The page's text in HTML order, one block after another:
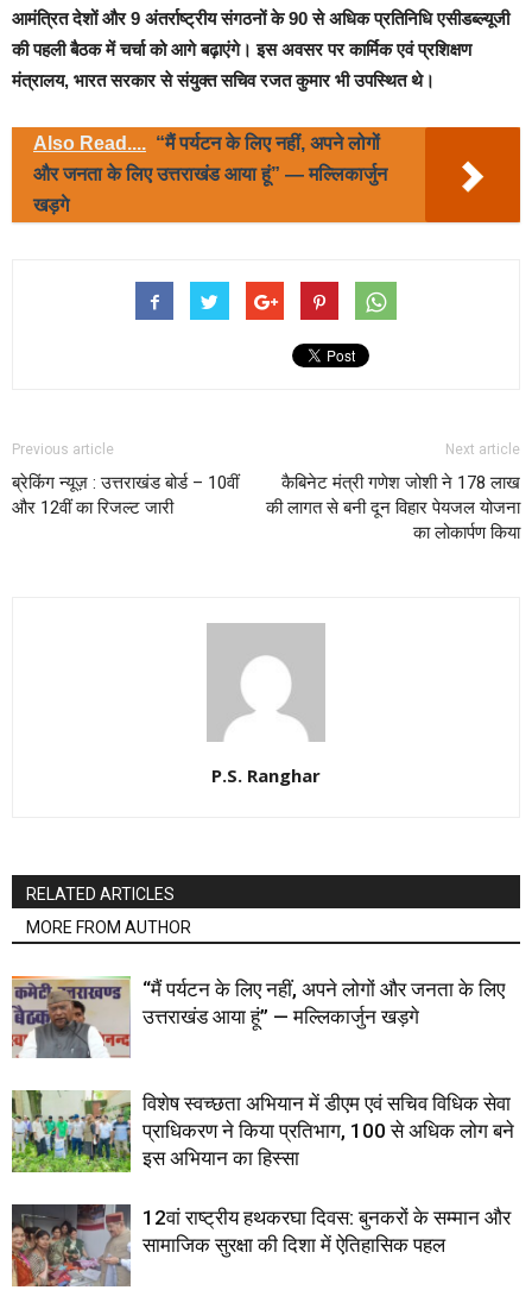
आमंत्रित देशों और 9 अंतर्राष्ट्रीय संगठनों के 90 से अधिक प्रतिनिधि एसीडब्ल्यूजी
की पहली बैठक में चर्चा को आगे बढ़ाएंगे। इस अवसर पर कार्मिक एवं प्रशिक्षण
मंत्रालय, भारत सरकार से संयुक्त सचिव रजत कुमार भी उपस्थित थे।
Also Read.... “मैं पर्यटन के लिए नहीं, अपने लोगों
और जनता के लिए उत्तराखंड आया हूं” — मल्लिकार्जुन
खड़गे
Previous article
ब्रेकिंग न्यूज़ : उत्तराखंड बोर्ड – 10वीं
और 12वीं का रिजल्ट जारी
Next article
कैबिनेट मंत्री गणेश जोशी ने 178 लाख
की लागत से बनी दून विहार पेयजल योजना
का लोकार्पण किया
P.S. Ranghar
RELATED ARTICLES
MORE FROM AUTHOR
“मैं पर्यटन के लिए नहीं, अपने लोगों और जनता के लिए
उत्तराखंड आया हूं” — मल्लिकार्जुन खड़गे
विशेष स्वच्छता अभियान में डीएम एवं सचिव विधिक सेवा
प्राधिकरण ने किया प्रतिभाग, 100 से अधिक लोग बने
इस अभियान का हिस्सा
12वां राष्ट्रीय हथकरघा दिवस: बुनकरों के सम्मान और
सामाजिक सुरक्षा की दिशा में ऐतिहासिक पहल